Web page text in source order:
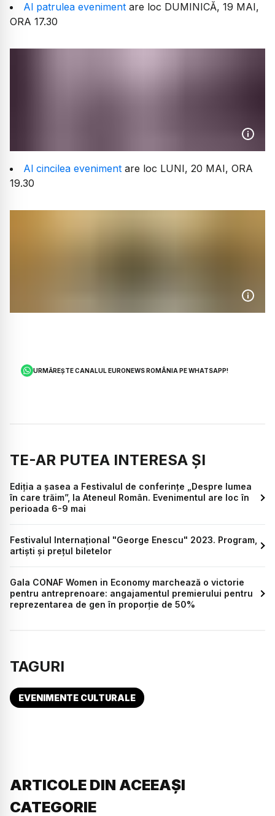
Al patrulea eveniment are loc DUMINICĂ, 19 MAI,
ORA 17.30
Al cincilea eveniment are loc LUNI, 20 MAI, ORA
19.30
URMĂREȘTE CANALUL EURONEWS ROMÂNIA PE WHATSAPP!
TE-AR PUTEA INTERESA ȘI
Ediția a șasea a Festivalul de conferințe „Despre lumea
în care trăim”, la Ateneul Român. Evenimentul are loc în
perioada 6-9 mai
Festivalul Internaţional "George Enescu" 2023. Program,
artiști și prețul biletelor
Gala CONAF Women in Economy marchează o victorie
pentru antreprenoare: angajamentul premierului pentru
reprezentarea de gen în proporție de 50%
TAGURI
EVENIMENTE CULTURALE
ARTICOLE DIN ACEEAȘI
CATEGORIE